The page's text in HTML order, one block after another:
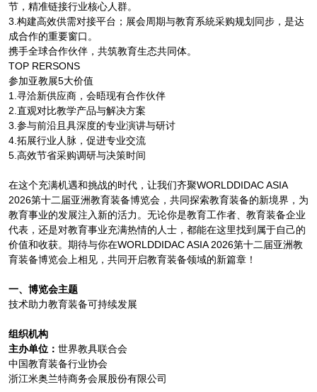
节，精准链接行业核心人群。
3.构建高效供需对接平台；展会周期与教育系統采购规划同步，是达
成合作的重要窗口。
携手全球合作伙伴，共筑教育生态共同体。
TOP RERSONS
参加亚教展5大价值
1.寻洽新供应商，会晤现有合作伙伴
2.直观对比教学产品与解决方案
3.参与前沿且具深度的专业演讲与研讨
4.拓展行业人脉，促进专业交流
5.高效节省采购调研与决策时间
在这个充满机遇和挑战的时代，让我们齐聚WORLDDIDAC ASIA
2026第十二届亚洲教育装备博览会，共同探索教育装备的新境界，为
教育事业的发展注入新的活力。无论你是教育工作者、教育装备企业
代表，还是对教育事业充满热情的人士，都能在这里找到属于自己的
价值和收获。期待与你在WORLDDIDAC ASIA 2026第十二届亚洲教
育装备博览会上相见，共同开启教育装备领域的新篇章！
一、 博览会主题
技术助力教育装备可持续发展
组织机构
主办单位： 世界教具联合会
中国教育装备行业协会
浙江米奥兰特商务会展股份有限公司